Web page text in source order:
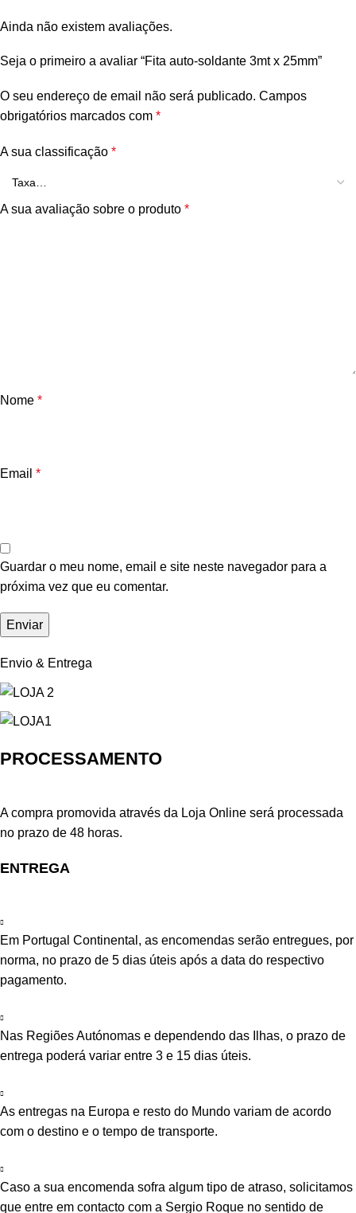
Ainda não existem avaliações.
Seja o primeiro a avaliar “Fita auto-soldante 3mt x 25mm”
O seu endereço de email não será publicado. Campos
obrigatórios marcados com *
A sua classificação *
A sua avaliação sobre o produto *
Nome *
Email *
Guardar o meu nome, email e site neste navegador para a
próxima vez que eu comentar.
Envio & Entrega
PROCESSAMENTO
A compra promovida através da Loja Online será processada
no prazo de 48 horas.
ENTREGA
Em Portugal Continental, as encomendas serão entregues, por
norma, no prazo de 5 dias úteis após a data do respectivo
pagamento.
Nas Regiões Autónomas e dependendo das Ilhas, o prazo de
entrega poderá variar entre 3 e 15 dias úteis.
As entregas na Europa e resto do Mundo variam de acordo
com o destino e o tempo de transporte.
Caso a sua encomenda sofra algum tipo de atraso, solicitamos
que entre em contacto com a Sergio Roque no sentido de